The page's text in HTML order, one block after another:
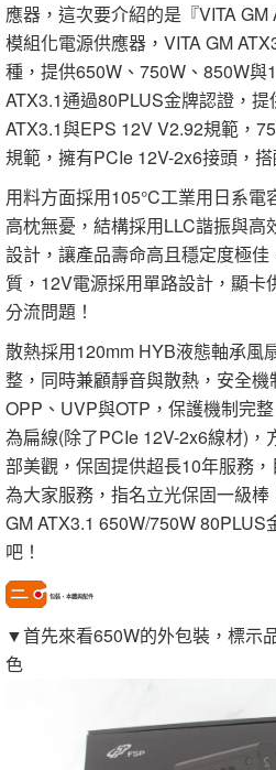
應器，這次要介紹的是『VITA
模組化電源供應器，VITA GM
種，提供650W、750W、850W與
ATX3.1通過80PLUS金牌認證，
ATX3.1與EPS 12V V2.92規範，
規範，擁有PCIe 12V-2x6接頭，
用料方面採用105°C工業用日系
高枕無憂，結構採用LLC諧振與
設計，讓產品壽命高且穩定度極
質，12V電源採用單路設計，顯卡
分流問題！
散熱採用120mm HYB液態軸承風
整，同時兼顧靜音與散熱，安全機
OPP、UVP與OTP，保護機制完
為扁線(除了PCIe 12V-2x6線材)，
部美觀，保固提供超長10年服務
為大家服務，指名立光保固一級
GM ATX3.1 650W/750W
吧！
包裝、本體與配件
▼首先來看650W的外包裝，標示
色